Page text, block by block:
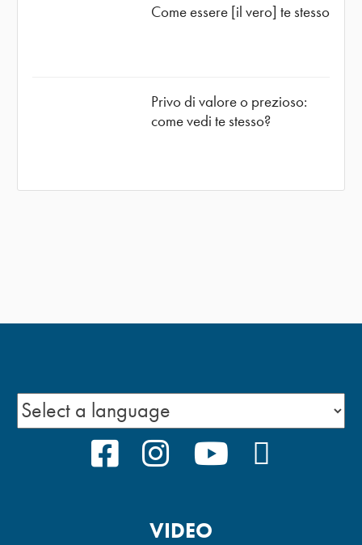
Come essere [il vero] te stesso
Privo di valore o prezioso:
come vedi te stesso?
FACEBOOKINSTAGRAM
YOUTUBE
VIDEO